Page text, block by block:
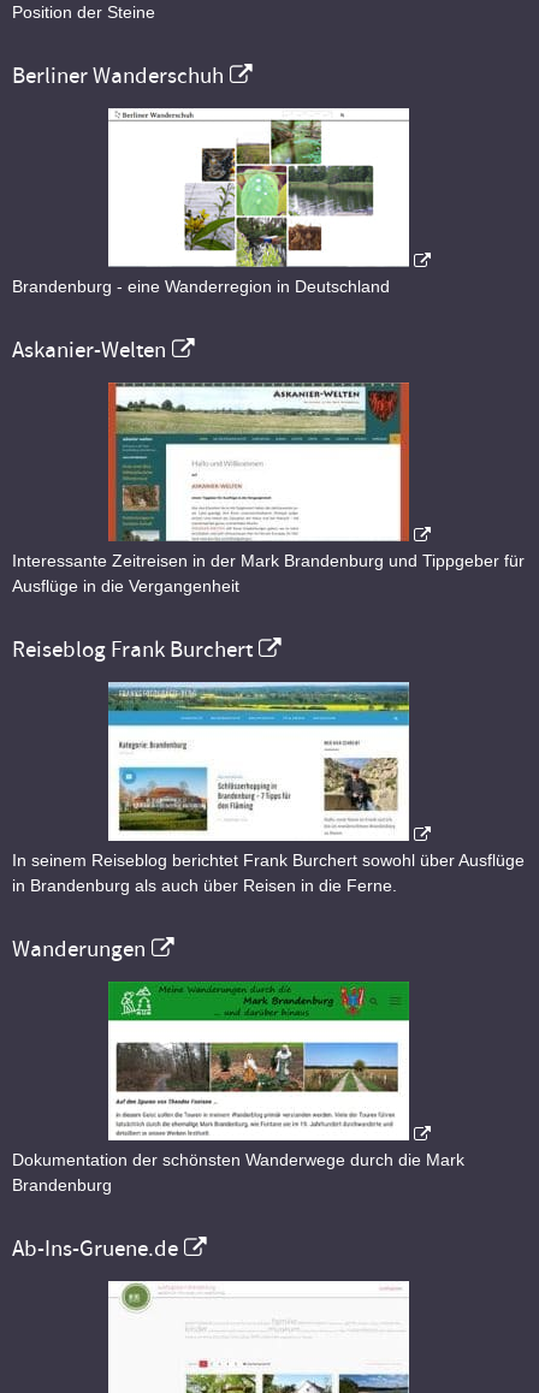
Position der Steine
Berliner Wanderschuh
Brandenburg - eine Wanderregion in Deutschland
Askanier-Welten
Interessante Zeitreisen in der Mark Brandenburg und Tippgeber für
Ausflüge in die Vergangenheit
Reiseblog Frank Burchert
In seinem Reiseblog berichtet Frank Burchert sowohl über Ausflüge
in Brandenburg als auch über Reisen in die Ferne.
Wanderungen
Dokumentation der schönsten Wanderwege durch die Mark
Brandenburg
Ab-Ins-Gruene.de